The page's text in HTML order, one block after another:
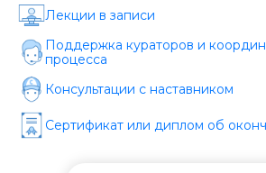
Лекции в записи
Поддержка кураторов и
процесса
Консультации с наставником
Сертификат или диплом об
Программа обучения *
Уровень организации *